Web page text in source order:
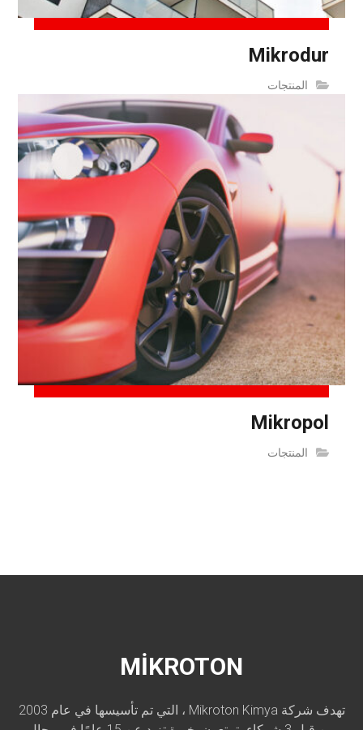
Mikrodur
المنتجات
Mikropol
المنتجات
MİKROTON
تهدف شركة Mikroton Kimya ، التي تم تأسيسها في عام 2003